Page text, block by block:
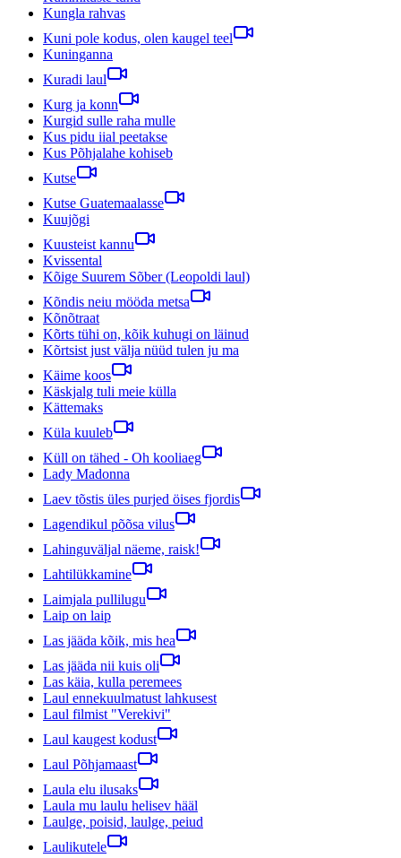
Kungla rahvas
Kuni pole kodus, olen kaugel teel
Kuninganna
Kuradi laul
Kurg ja konn
Kurgid sulle raha mulle
Kus pidu iial peetakse
Kus Põhjalahe kohiseb
Kutse
Kutse Guatemaalasse
Kuujõgi
Kuusteist kannu
Kvissental
Kõige Suurem Sõber (Leopoldi laul)
Kõndis neiu mööda metsa
Kõnõtraat
Kõrts tühi on, kõik kuhugi on läinud
Kõrtsist just välja nüüd tulen ju ma
Käime koos
Käskjalg tuli meie külla
Kättemaks
Küla kuuleb
Küll on tähed - Oh kooliaeg
Lady Madonna
Laev tõstis üles purjed öises fjordis
Lagendikul põõsa vilus
Lahinguväljal näeme, raisk!
Lahtilükkamine
Laimjala pullilugu
Laip on laip
Las jääda kõik, mis hea
Las jääda nii kuis oli
Las käia, kulla peremees
Laul ennekuulmatust lahkusest
Laul filmist "Verekivi"
Laul kaugest kodust
Laul Põhjamaast
Laula elu ilusaks
Laula mu laulu helisev hääl
Laulge, poisid, laulge, peiud
Laulikutele